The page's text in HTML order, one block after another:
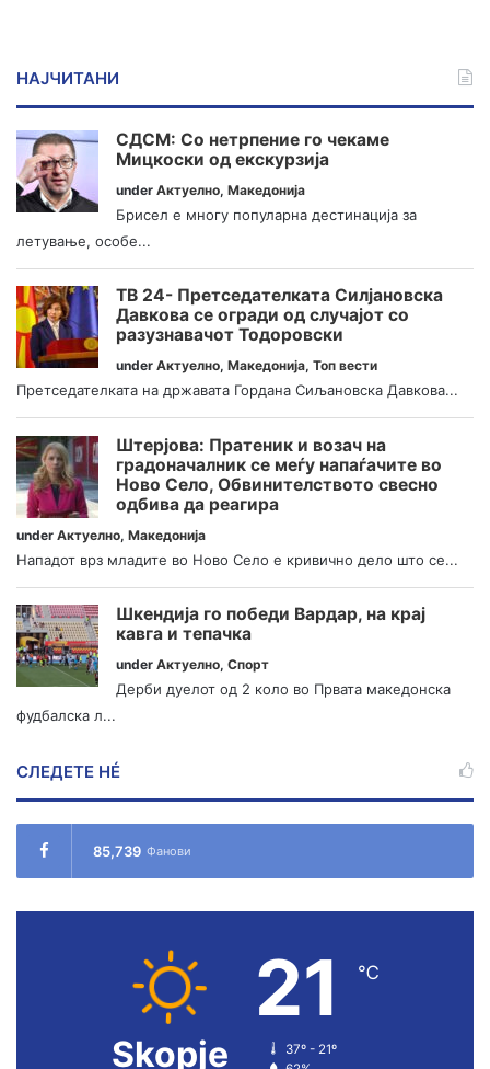
НАЈЧИТАНИ
СДСМ: Со нетрпение го чекаме
Мицкоски од екскурзија
under Актуелно, Македонија
Брисел е многу популарна дестинација за
летување, особе...
ТВ 24- Претседателката Силјановска
Давкова се огради од случајот со
разузнавачот Тодоровски
under Актуелно, Македонија, Топ вести
Претседателката на државата Гордана Сиљановска Давкова...
Штерјова: Пратеник и возач на
градоначалник се меѓу напаѓачите во
Ново Село, Обвинителството свесно
одбива да реагира
under Актуелно, Македонија
Нападот врз младите во Ново Село е кривично дело што се...
Шкендија го победи Вардар, на крај
кавга и тепачка
under Актуелно, Спорт
Дерби дуелот од 2 коло во Првата македонска
фудбалска л...
СЛЕДЕТЕ НÉ
85,739 Фанови
Skopje
21 ℃
37º - 21º